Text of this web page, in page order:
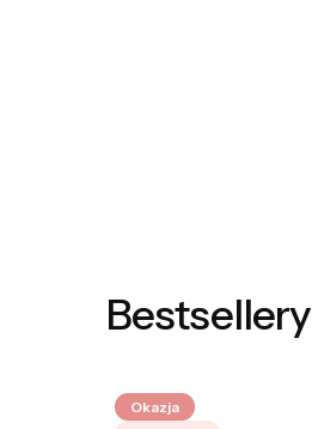
Bestsellery
Okazja